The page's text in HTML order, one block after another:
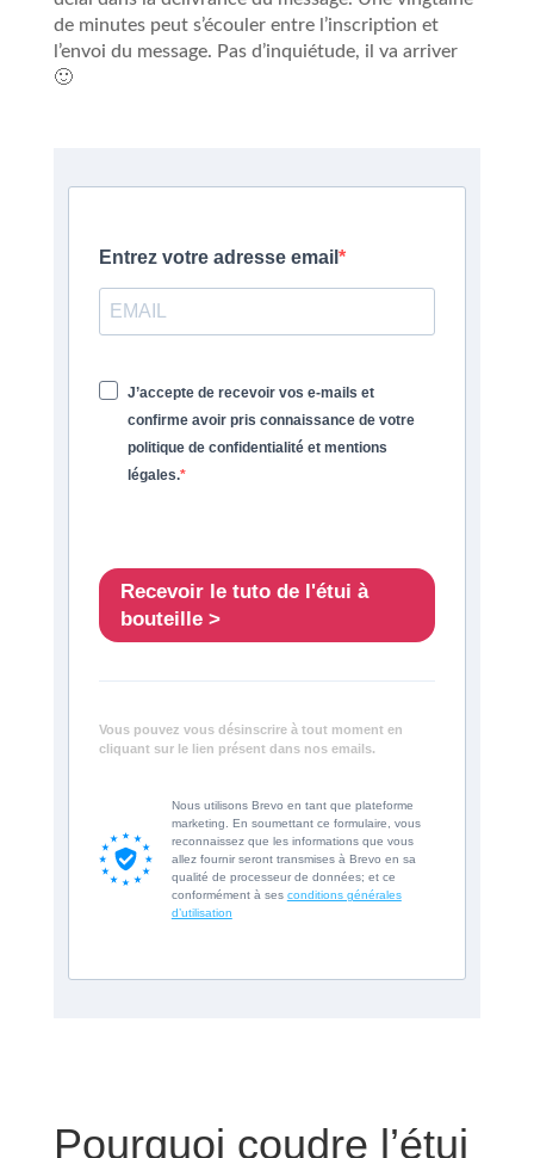
de minutes peut s’écouler entre l’inscription et
l’envoi du message. Pas d’inquiétude, il va arriver
🙂
Entrez votre adresse email
J’accepte de recevoir vos e-mails et
confirme avoir pris connaissance de votre
politique de confidentialité et mentions
légales.
Recevoir le tuto de l'étui à
bouteille >
Vous pouvez vous désinscrire à tout moment en
cliquant sur le lien présent dans nos emails.
Nous utilisons Brevo en tant que plateforme
marketing. En soumettant ce formulaire, vous
reconnaissez que les informations que vous
allez fournir seront transmises à Brevo en sa
qualité de processeur de données; et ce
conformément à ses conditions générales
d’utilisation
Pourquoi coudre l’étui